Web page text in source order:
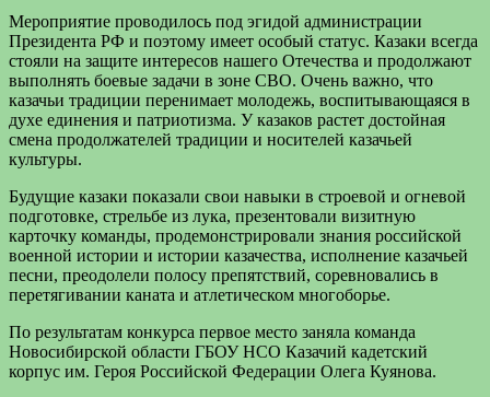
Мероприятие проводилось под эгидой администрации
Президента РФ и поэтому имеет особый статус. Казаки всегда
стояли на защите интересов нашего Отечества и продолжают
выполнять боевые задачи в зоне СВО. Очень важно, что
казачьи традиции перенимает молодежь, воспитывающаяся в
духе единения и патриотизма. У казаков растет достойная
смена продолжателей традиции и носителей казачьей
культуры.
Будущие казаки показали свои навыки в строевой и огневой
подготовке, стрельбе из лука, презентовали визитную
карточку команды, продемонстрировали знания российской
военной истории и истории казачества, исполнение казачьей
песни, преодолели полосу препятствий, соревновались в
перетягивании каната и атлетическом многоборье.
По результатам конкурса первое место заняла команда
Новосибирской области ГБОУ НСО Казачий кадетский
корпус им. Героя Российской Федерации Олега Куянова.